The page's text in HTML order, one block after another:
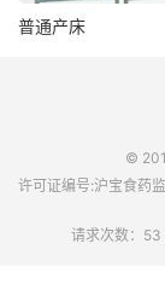
普通产床
©
许可证编号:沪宝食药
请求次数：